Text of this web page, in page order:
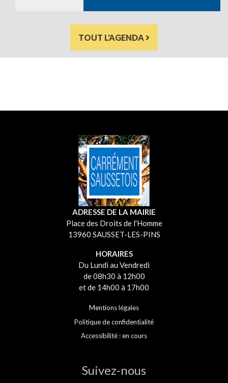
TOUT L'AGENDA
ADRESSE DE LA MAIRIE
Place des Droits de l'Homme
13960 SAUSSET-LES-PINS
HORAIRES
Du Lundi au Vendredi
de 08h30 à 12h00
et de 14h00 à 17h00
Mentions légales
Politique de confidentialité
Accessibilité : en cours
Suivez-nous